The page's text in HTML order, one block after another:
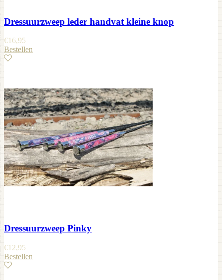
Dressuurzweep leder handvat kleine knop
€16,95
Bestellen
Dressuurzweep Pinky
€12,95
Bestellen